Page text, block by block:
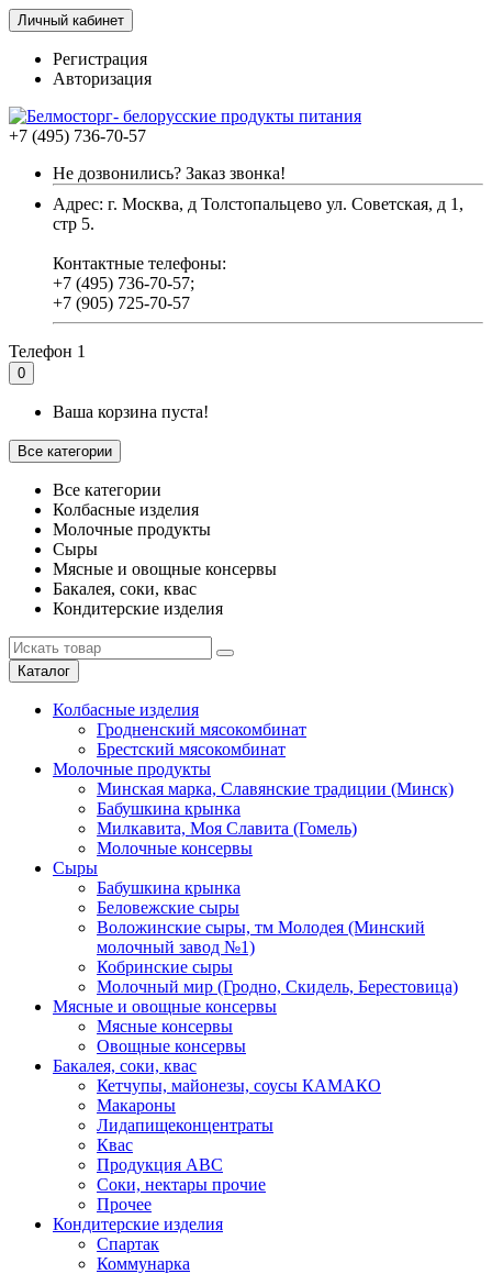
Личный кабинет
Регистрация
Авторизация
+7 (495) 736-70-57
Не дозвонились? Заказ звонка!
Адрес: г. Москва, д Толстопальцево ул. Советская, д 1,
стр 5.
Контактные телефоны:
+7 (495) 736-70-57;
+7 (905) 725-70-57
Телефон 1
0
Ваша корзина пуста!
Все категории
Все категории
Колбасные изделия
Молочные продукты
Сыры
Мясные и овощные консервы
Бакалея, соки, квас
Кондитерские изделия
Каталог
Колбасные изделия
Гродненский мясокомбинат
Брестский мясокомбинат
Молочные продукты
Минская марка, Славянские традиции (Минск)
Бабушкина крынка
Милкавита, Моя Славита (Гомель)
Молочные консервы
Сыры
Бабушкина крынка
Беловежские сыры
Воложинские сыры, тм Молодея (Минский
молочный завод №1)
Кобринские сыры
Молочный мир (Гродно, Скидель, Берестовица)
Мясные и овощные консервы
Мясные консервы
Овощные консервы
Бакалея, соки, квас
Кетчупы, майонезы, соусы КАМАКО
Макароны
Лидапищеконцентраты
Квас
Продукция АВС
Соки, нектары прочие
Прочее
Кондитерские изделия
Спартак
Коммунарка